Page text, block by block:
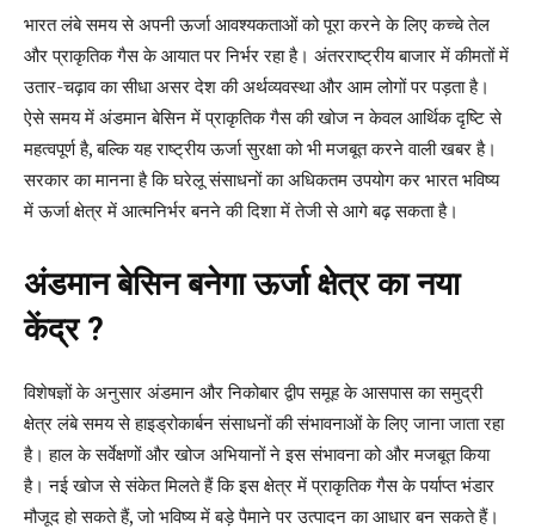
भारत लंबे समय से अपनी ऊर्जा आवश्यकताओं को पूरा करने के लिए कच्चे तेल
और प्राकृतिक गैस के आयात पर निर्भर रहा है। अंतरराष्ट्रीय बाजार में कीमतों में
उतार-चढ़ाव का सीधा असर देश की अर्थव्यवस्था और आम लोगों पर पड़ता है।
ऐसे समय में अंडमान बेसिन में प्राकृतिक गैस की खोज न केवल आर्थिक दृष्टि से
महत्वपूर्ण है, बल्कि यह राष्ट्रीय ऊर्जा सुरक्षा को भी मजबूत करने वाली खबर है।
सरकार का मानना है कि घरेलू संसाधनों का अधिकतम उपयोग कर भारत भविष्य
में ऊर्जा क्षेत्र में आत्मनिर्भर बनने की दिशा में तेजी से आगे बढ़ सकता है।
अंडमान बेसिन बनेगा ऊर्जा क्षेत्र का नया
केंद्र ?
विशेषज्ञों के अनुसार अंडमान और निकोबार द्वीप समूह के आसपास का समुद्री
क्षेत्र लंबे समय से हाइड्रोकार्बन संसाधनों की संभावनाओं के लिए जाना जाता रहा
है। हाल के सर्वेक्षणों और खोज अभियानों ने इस संभावना को और मजबूत किया
है। नई खोज से संकेत मिलते हैं कि इस क्षेत्र में प्राकृतिक गैस के पर्याप्त भंडार
मौजूद हो सकते हैं, जो भविष्य में बड़े पैमाने पर उत्पादन का आधार बन सकते हैं।